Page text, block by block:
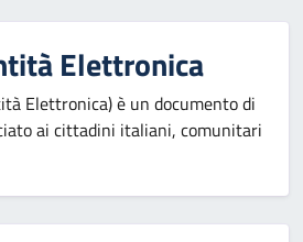
Elettronica
Elettronica) è un documento di
ai cittadini italiani, comunitari